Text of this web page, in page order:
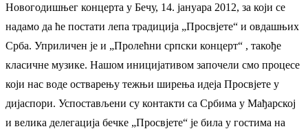
Новогодишњег концерта у Бечу, 14. јануара 2012, за који се
надамо да ће постати лепа традиција „Просвјете“ и овдашњих
Срба. Уприличен је и „Пролећни српски концерт“ , такође
класичне музике. Нашом иницијативом започели смо процесе
који нас воде остварењу тежњи ширења идеја Просвјете у
дијаспори. Успостављени су контакти са Србима у Мађарској
и велика делегација бечке „Просвјете“ је била у гостима на